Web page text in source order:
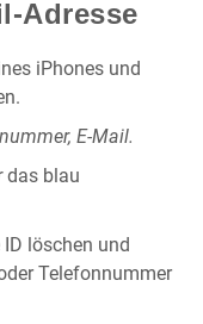
Adresse
iPhones und
E-Mail.
das blau
löschen und
Telefonnummer